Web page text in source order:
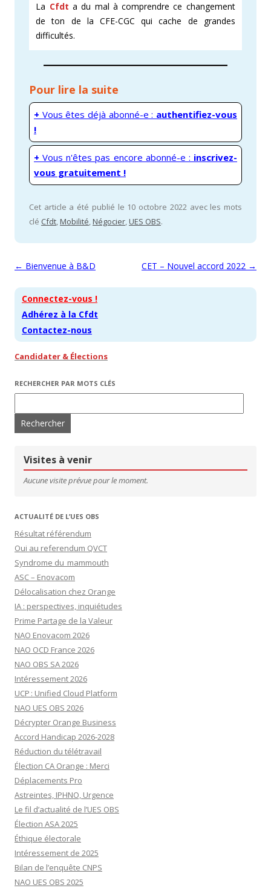
La Cfdt a du mal à comprendre ce changement
de ton de la CFE-CGC qui cache de grandes
difficultés.
Pour lire la suite
+ Vous êtes déjà abonné-e : authentifiez-vous
!
+ Vous n'êtes pas encore abonné-e : inscrivez-
vous gratuitement !
Cet article a été publié le 10 octobre 2022 avec les mots
clé Cfdt Mobilité Négocier UES OBS.
Navigation des articles
← Bienvenue à B&D CET – Nouvel accord 2022 →
Connectez-vous !
Adhérez à la Cfdt
Contactez-nous
Candidater & Élections
RECHERCHER PAR MOTS CLÉS
Visites à venir
Aucune visite prévue pour le moment.
ACTUALITÉ DE L’UES OBS
Résultat référendum
Oui au referendum QVCT
Syndrome du mammouth
ASC – Enovacom
Délocalisation chez Orange
IA : perspectives, inquiétudes
Prime Partage de la Valeur
NAO Enovacom 2026
NAO OCD France 2026
NAO OBS SA 2026
Intéressement 2026
UCP : Unified Cloud Platform
NAO UES OBS 2026
Décrypter Orange Business
Accord Handicap 2026-2028
Réduction du télétravail
Élection CA Orange : Merci
Déplacements Pro
Astreintes, IPHNO, Urgence
Le fil d’actualité de l’UES OBS
Élection ASA 2025
Éthique électorale
Intéressement de 2025
Bilan de l’enquête CNPS
NAO UES OBS 2025